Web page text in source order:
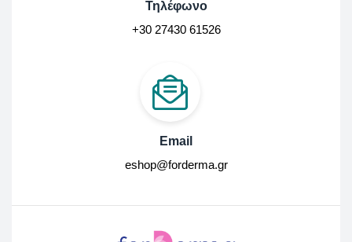
Τηλέφωνο
+30 27430 61526
Email
eshop@forderma.gr